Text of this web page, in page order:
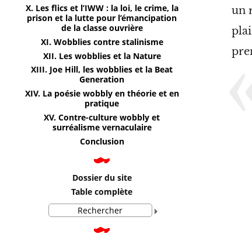
un
X. Les flics et l’IWW : la loi, le crime, la
prison et la lutte pour l’émancipation
de la classe ouvrière
XI. Wobblies contre stalinisme
XII. Les wobblies et la Nature
XIII. Joe Hill, les wobblies et la Beat
Generation
XIV. La poésie wobbly en théorie et en
pratique
XV. Contre-culture wobbly et
surréalisme vernaculaire
Conclusion
Dossier du site
Table complète